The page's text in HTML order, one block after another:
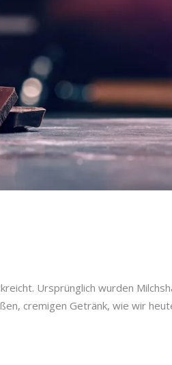
Ursprünglich wurden
cremigen Getränk, wie wir